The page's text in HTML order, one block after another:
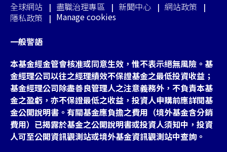
全球網站 盡職治理專區 新聞中心
網站政策
隱私政策
Manage cookies
一般警語
本基金經金管會核准或同意生效，惟不表示絕無風險。基
金經理公司以往之經理績效不保證基金之最低投資收益；
基金經理公司除盡善良管理人之注意義務外，不負責本基
金之盈虧，亦不保證最低之收益，投資人申購前應詳閱基
金公開說明書。有關基金應負擔之費用（境外基金含分銷
費用）已揭露於基金之公開說明書或投資人須知中，投資
人可至公開資訊觀測站或境外基金資訊觀測站中查詢。